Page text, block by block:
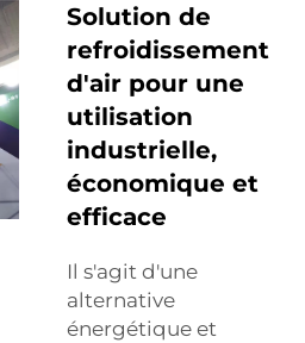
Solution de
refroidissement
d'air pour une
utilisation
industrielle,
économique et
efficace
Il s'agit d'une
alternative
énergétique et